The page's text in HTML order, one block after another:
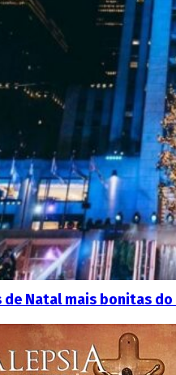
de Natal mais bonitas